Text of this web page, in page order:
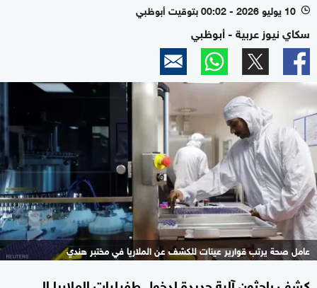
l 10 يوليو 2026 - 00:02 بتوقيت أبوظبي
سكاي نيوز عربية - أبوظبي
عامل صحة يرتب قوارير عينات للكشف عن الملاريا في مختبر هندي